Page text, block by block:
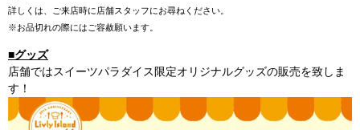
詳しくは、ご来店時に店舗スタッフにお尋ねください。
※お品切れの際にはご容赦願います。
■グッズ
店舗ではスイーツパラダイス限定オリジナルグッズの販売を致しま
す！